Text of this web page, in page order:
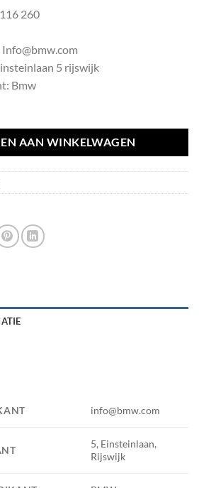
260
5 rijswijk
Bmw
AAN WINKELWAGEN
info@bmw.com
5, Einsteinlaan,
Rijswijk